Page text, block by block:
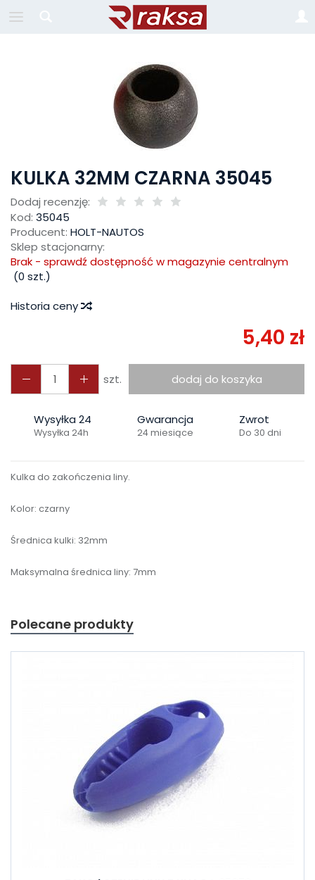
KULKA 32MM CZARNA 35045
Dodaj recenzję:
Kod: 35045
Producent: HOLT-NAUTOS
Sklep stacjonarny:
Brak - sprawdź dostępność w magazynie centralnym
(0 szt.)
Historia ceny
5,40 zł
szt. dodaj do koszyka
Wysyłka 24
Wysyłka 24h
Gwarancja
24 miesiące
Zwrot
Do 30 dni
Kulka do zakończenia liny.
Kolor: czarny
Średnica kulki: 32mm
Maksymalna średnica liny: 7mm
Polecane produkty